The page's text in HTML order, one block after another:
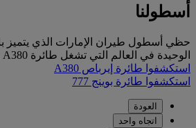
أسطولنا
حظي أسطول طيران الإمارات الذي يتميز
الوحيدة في العالم التي تشغل طائرة A380 و بوينج 777 بشكل حصري.
استكشفوا طائرة إيرباص A380
استكشفوا طائرة بوينج 777
العودة
اتجاه واحد